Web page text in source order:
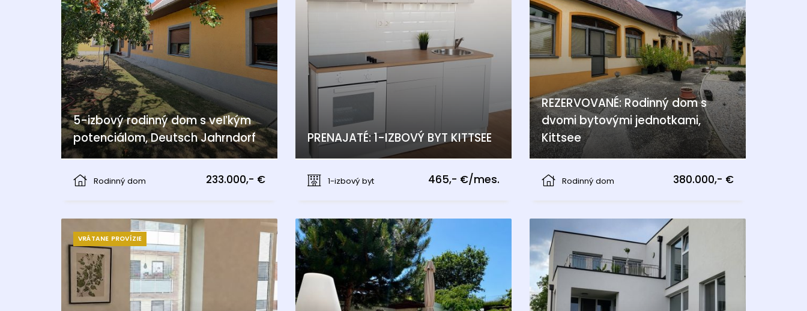
5-izbový rodinný dom s veľkým
potenciálom, Deutsch Jahrndorf
Rodinný dom
233.000,- €
PRENAJATÉ: 1-IZBOVÝ BYT KITTSEE
1-izbový byt
465,- €/mes.
REZERVOVANÉ: Rodinný dom s
dvomi bytovými jednotkami,
Kittsee
Rodinný dom
380.000,- €
VRÁTANE PROVÍZIE